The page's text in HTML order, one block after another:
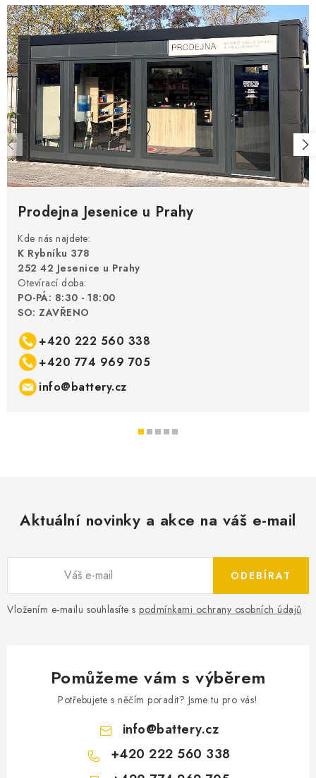
Prodejna Jesenice u Prahy
Kde nás najdete:
K Rybníku 378
252 42 Jesenice u Prahy
Otevírací doba:
PO-PÁ: 8:30 - 18:00
SO: ZAVŘENO
+420 222 560 338
+420 774 969 705
info@battery.cz
Aktuální novinky a akce na váš e-mail
Vložením e-mailu souhlasíte s podmínkami ochrany osobních údajů
ODEBÍRAT
Pomůžeme vám s výběrem
Potřebujete s něčím poradit? Jsme tu pro vás!
info@battery.cz
+420 222 560 338